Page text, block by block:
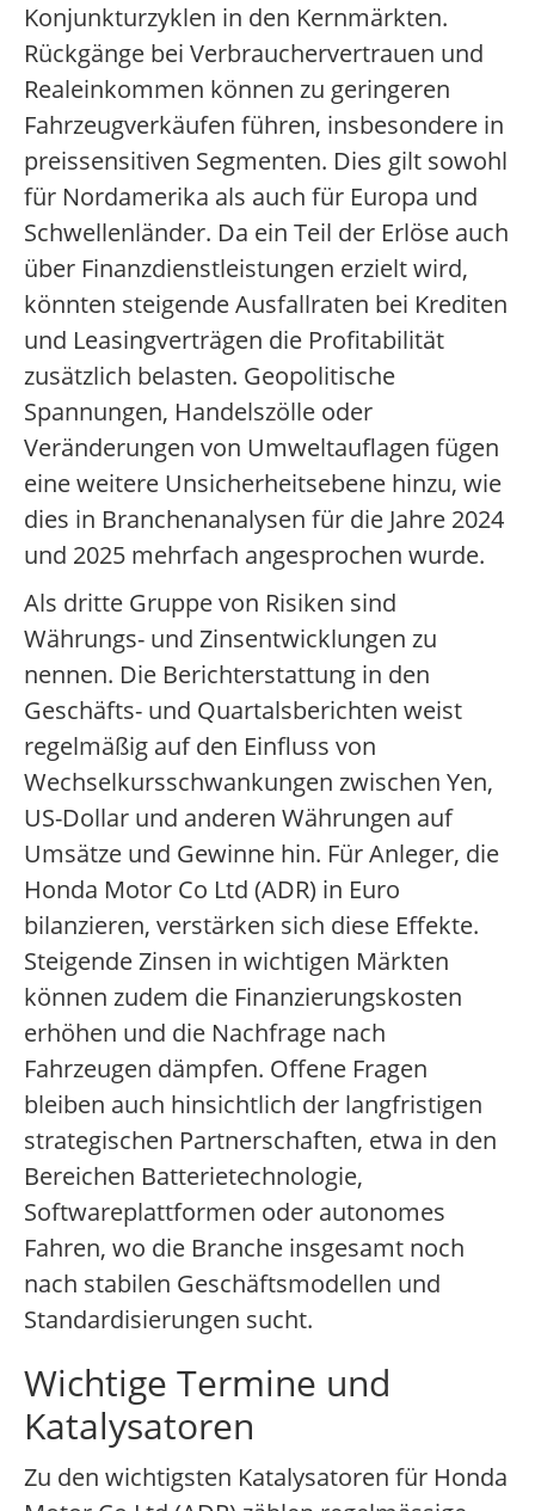
Konjunkturzyklen in den Kernmärkten.
Rückgänge bei Verbrauchervertrauen und
Realeinkommen können zu geringeren
Fahrzeugverkäufen führen, insbesondere in
preissensitiven Segmenten. Dies gilt sowohl
für Nordamerika als auch für Europa und
Schwellenländer. Da ein Teil der Erlöse auch
über Finanzdienstleistungen erzielt wird,
könnten steigende Ausfallraten bei Krediten
und Leasingverträgen die Profitabilität
zusätzlich belasten. Geopolitische
Spannungen, Handelszölle oder
Veränderungen von Umweltauflagen fügen
eine weitere Unsicherheitsebene hinzu, wie
dies in Branchenanalysen für die Jahre 2024
und 2025 mehrfach angesprochen wurde.
Als dritte Gruppe von Risiken sind
Währungs- und Zinsentwicklungen zu
nennen. Die Berichterstattung in den
Geschäfts- und Quartalsberichten weist
regelmäßig auf den Einfluss von
Wechselkursschwankungen zwischen Yen,
US-Dollar und anderen Währungen auf
Umsätze und Gewinne hin. Für Anleger, die
Honda Motor Co Ltd (ADR) in Euro
bilanzieren, verstärken sich diese Effekte.
Steigende Zinsen in wichtigen Märkten
können zudem die Finanzierungskosten
erhöhen und die Nachfrage nach
Fahrzeugen dämpfen. Offene Fragen
bleiben auch hinsichtlich der langfristigen
strategischen Partnerschaften, etwa in den
Bereichen Batterietechnologie,
Softwareplattformen oder autonomes
Fahren, wo die Branche insgesamt noch
nach stabilen Geschäftsmodellen und
Standardisierungen sucht.
Wichtige Termine und
Katalysatoren
Zu den wichtigsten Katalysatoren für Honda